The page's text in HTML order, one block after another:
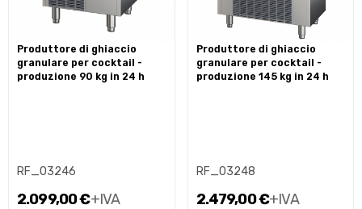
produttore di ghiaccio
granulare per cocktail -
produzione 90 kg in 24 h
RF_03246
2.099,00 €+IVA
produttore di ghiaccio
granulare per cocktail -
produzione 145 kg in 24 h
RF_03248
2.479,00 €+IVA